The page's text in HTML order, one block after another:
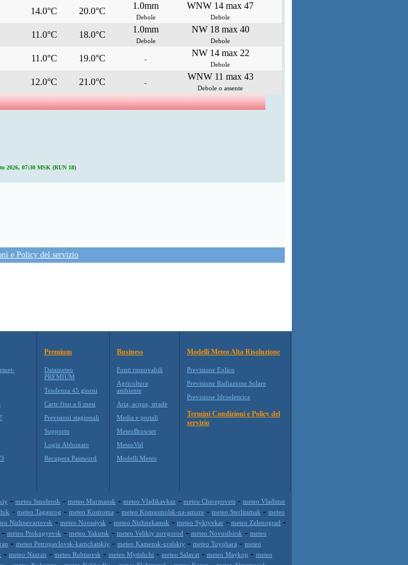
14.0°C 20.0°C
1.0mm
Debole
WNW 14 max 47
Debole
11.0°C 18.0°C
1.0mm
Debole
NW 18 max 40
Debole
11.0°C 19.0°C -
NW 14 max 22
Debole
12.0°C 21.0°C -
WNW 11 max 43
Debole o assente
2026, 07:30 MSK (RUN 18)
e Policy del servizio
Premium
Datameteo
PREMIUM
Tendenza 45 giorni
Carte fino a 6 mesi
Previsioni stagionali
Supporto
Login Abbonato
Recupera Password
Business
Fonti rinnovabili
Agricoltura
ambiente
Aria, acqua, strade
Media e portali
MeteoBrowser
MeteoVid
Modelli Meteo
Modelli Meteo Alta Risoluzione
Previsione Eolico
Previsione Radiazione Solare
Previsione Idroelettrica
Termini Condizioni e Policy del
servizio
- meteo Smolensk - meteo Murmansk - meteo Vladikavkaz - meteo Cherepovets - meteo Vladimir
- meteo Taganrog - meteo Kostroma - meteo Komsomolsk-na-amure - meteo Sterlitamak - meteo
Nizhnevartovsk - meteo Noossiysk - meteo Nizhnekamsk - meteo Syktyvkar - meteo Zelenograd -
- meteo Prokopyevsk - meteo Yakutsk - meteo Velikiy novgorod - meteo Novosibirsk - meteo
- meteo Petropavlovsk-kamchatskiy - meteo Kamensk-uralskiy - meteo Toyohara - meteo
- meteo Nazran - meteo Rubtsovsk - meteo Mytishchi - meteo Salavat - meteo Maykop - meteo